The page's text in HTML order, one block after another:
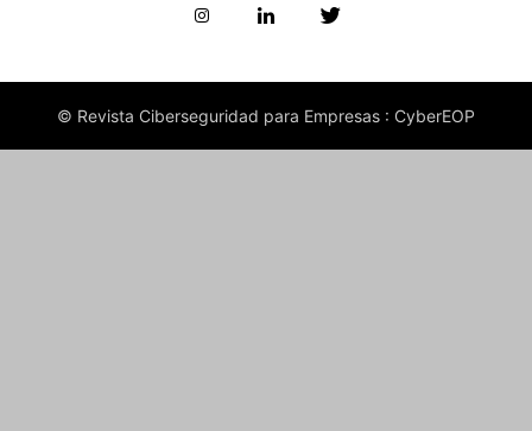
© Revista Ciberseguridad para Empresas : CyberEOP